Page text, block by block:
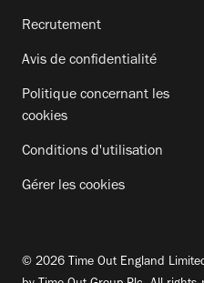
Recrutement
Avis de confidentialité
Politique concernant les
cookies
Conditions d'utilisation
Gérer les cookies
© 2026 Time Out England